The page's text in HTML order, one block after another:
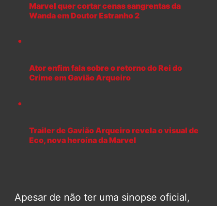
Marvel quer cortar cenas sangrentas da
Wanda em Doutor Estranho 2
Ator enfim fala sobre o retorno do Rei do
Crime em Gavião Arqueiro
Trailer de Gavião Arqueiro revela o visual de
Eco, nova heroína da Marvel
Apesar de não ter uma sinopse oficial,